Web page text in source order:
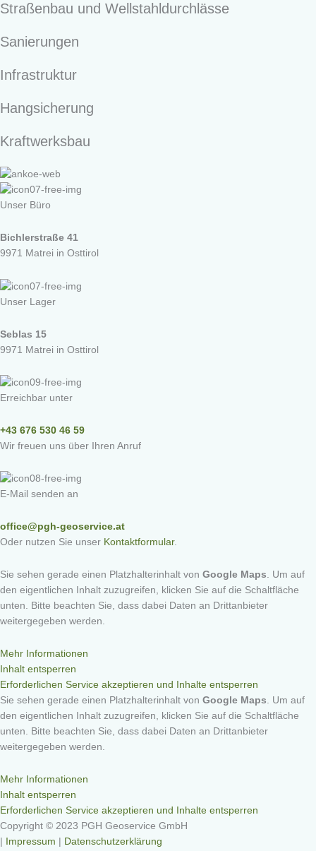
Straßenbau und Wellstahldurchlässe
Sanierungen
Infrastruktur
Hangsicherung
Kraftwerksbau
Unser Büro
Bichlerstraße 41
9971 Matrei in Osttirol
Unser Lager
Seblas 15
9971 Matrei in Osttirol
Erreichbar unter
+43 676 530 46 59
Wir freuen uns über Ihren Anruf
E-Mail senden an
office@pgh-geoservice.at
Oder nutzen Sie unser Kontaktformular.
Sie sehen gerade einen Platzhalterinhalt von Google Maps. Um auf
den eigentlichen Inhalt zuzugreifen, klicken Sie auf die Schaltfläche
unten. Bitte beachten Sie, dass dabei Daten an Drittanbieter
weitergegeben werden.
Mehr Informationen
Inhalt entsperren
Erforderlichen Service akzeptieren und Inhalte entsperren
Sie sehen gerade einen Platzhalterinhalt von Google Maps . Um auf
den eigentlichen Inhalt zuzugreifen, klicken Sie auf die Schaltfläche
unten. Bitte beachten Sie, dass dabei Daten an Drittanbieter
weitergegeben werden.
Mehr Informationen
Inhalt entsperren
Erforderlichen Service akzeptieren und Inhalte entsperren
Copyright © 2023 PGH Geoservice GmbH
Impressum Datenschutzerklärung